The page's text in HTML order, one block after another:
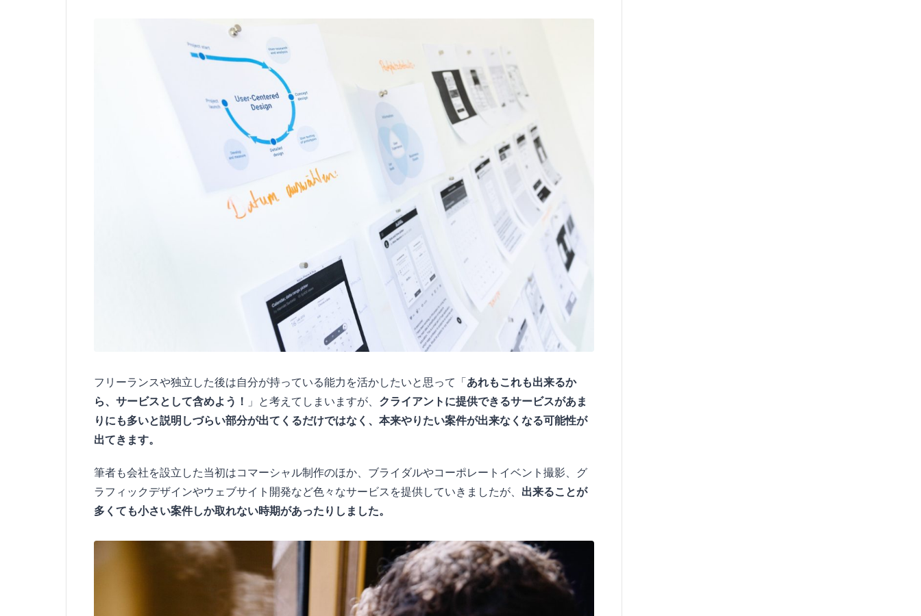
フリーランスや独立した後は自分が持っている能力を活かしたいと思って「あれもこれも出来るか
ら、サービスとして含めよう！ 」と考えてしまいますが、 クライアントに提供できるサービスがあま
りにも多いと説明しづらい部分が出てくるだけではなく、本来やりたい案件が出来なくなる可能性が
出てきます。
筆者も会社を設立した当初はコマーシャル制作のほか、ブライダルやコーポレートイベント撮影、グ
ラフィックデザインやウェブサイト開発など色々なサービスを提供していきましたが、 出来ることが
多くても小さい案件しか取れない時期があったりしました。